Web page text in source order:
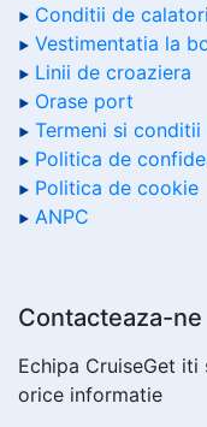
Conditii de
Vestimentatia la
Linii de croaziera
Orase port
Termeni si conditii
Politica de
Politica de cookie
ANPC
Contacteaza-ne
Echipa CruiseGet
orice informatie